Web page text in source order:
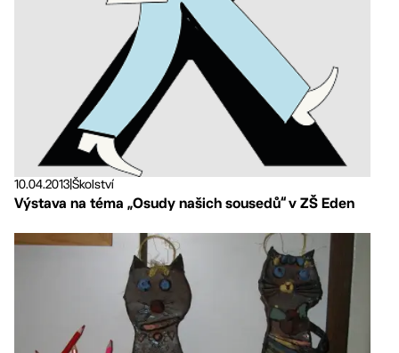
10.04.2013|Školství
Výstava na téma „Osudy našich sousedů“ v ZŠ Eden